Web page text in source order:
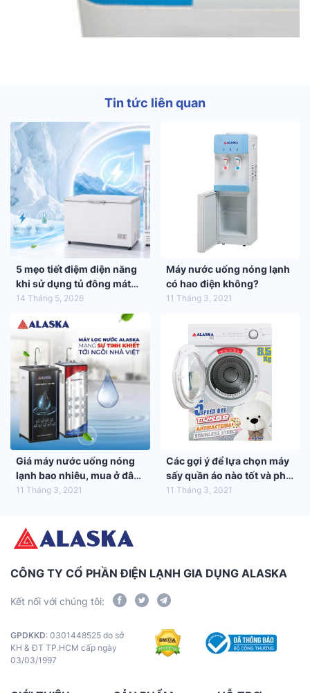
Tin tức liên quan
5 mẹo tiết điệm điện năng
khi sử dụng tủ đông mát
trong mùa hè 2026
14 Tháng 5, 2026
Máy nước uống nóng lạnh
có hao điện không?
11 Tháng 3, 2021
Giá máy nước uống nóng
lạnh bao nhiêu, mua ở đâu
tốt nhất?
11 Tháng 3, 2021
Các gợi ý để lựa chọn máy
sấy quần áo nào tốt và phù
hợp nhất với gia đình bạn
11 Tháng 3, 2021
CÔNG TY CỔ PHẦN ĐIỆN LẠNH GIA DỤNG ALASKA
Kết nối với chúng tôi:
GPDKKD: 0301448525 do sở
KH & ĐT TP.HCM cấp ngày
03/03/1997